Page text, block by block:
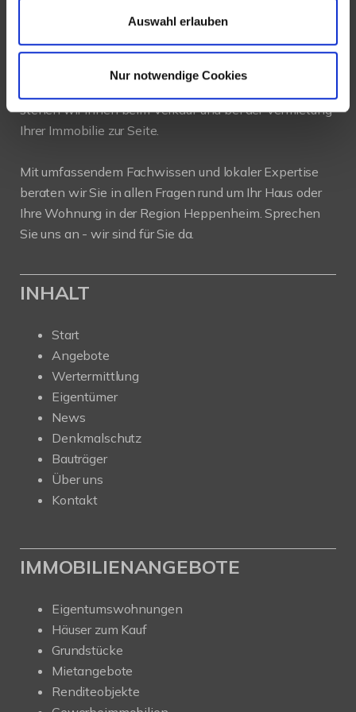
Auswahl erlauben
Nur notwendige Cookies
PROFIL
stehen wir Ihnen beim Verkauf und bei der Vermietung
Ihrer Immobilie zur Seite.
Mit umfassendem Fachwissen und lokaler Expertise
beraten wir Sie in allen Fragen rund um Ihr Haus oder
Ihre Wohnung in der Region Heppenheim. Sprechen
Sie uns an - wir sind für Sie da.
INHALT
Start
Angebote
Wertermittlung
Eigentümer
News
Denkmalschutz
Bauträger
Über uns
Kontakt
IMMOBILIENANGEBOTE
Eigentumswohnungen
Häuser zum Kauf
Grundstücke
Mietangebote
Renditeobjekte